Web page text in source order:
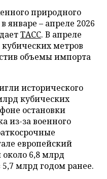
природного
январе – апреле 2026
ТАСС. В апреле
метров
объемы импорта
исторического
кубических
остановки
из-за военного
европейский
около 6,8 млрд
млрд годом ранее.